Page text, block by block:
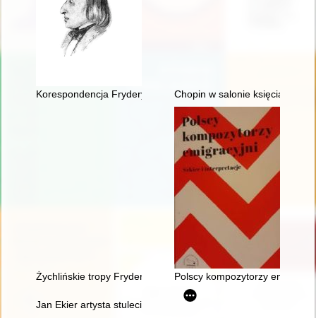
Korespondencja Fryderyka Chopina. T. 3 cz. 1,
Chopin w salonie księcia
Żychlińskie tropy Fryderyka [Chopina]Polscy kompozytorzy
Jan Ekier artysta stulecia - w darze Chopinowi. Księga